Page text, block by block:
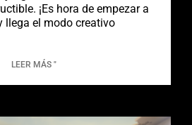
¡Es hora de empezar a
llega el modo creativo
LEER MÁS "